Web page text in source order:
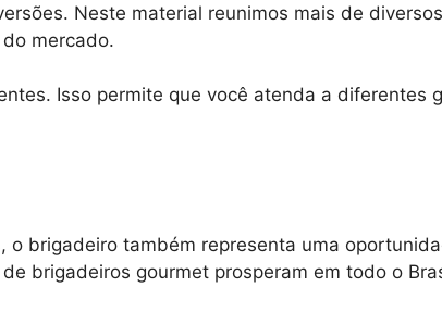
Neste material reunimos mais de
mercado.
Isso permite que você atenda a diferentes
brigadeiro também representa uma
brigadeiros gourmet prosperam em todo o